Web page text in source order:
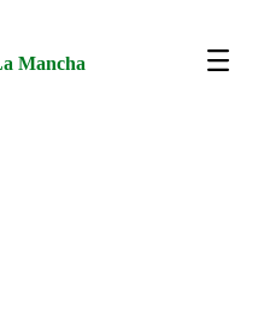
Mancha